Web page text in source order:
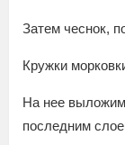
Затем чеснок,
Кружки
На нее
последним